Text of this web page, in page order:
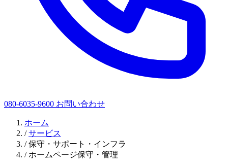
080-6035-9600 お問い合わせ
ホーム
/ サービス
/ 保守・サポート・インフラ
/ ホームページ保守・管理